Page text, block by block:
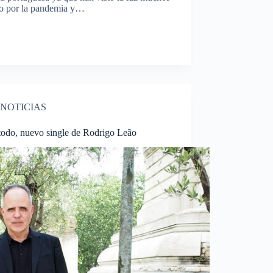
por la pandemia y…
NOTICIAS
nuevo single de Rodrigo Leão